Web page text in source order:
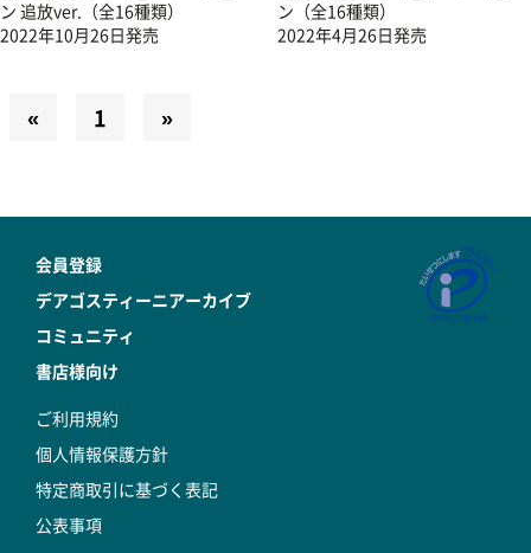
ン 追放ver.（全16種類）
2022年10月26日発売
ン（全16種類）
2022年4月26日発売
« 1 »
会員登録
デアゴスティーニアーカイブ
コミュニティ
書店様向け
ご利用規約
個人情報保護方針
特定商取引に基づく表記
公表事項